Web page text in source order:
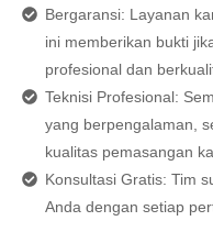
Bergaransi: Layanan
ini memberikan bukti
profesional dan
Teknisi Profesional:
yang berpengalaman,
kualitas pemasangan
Konsultasi Gratis: Tim
Anda dengan setiap